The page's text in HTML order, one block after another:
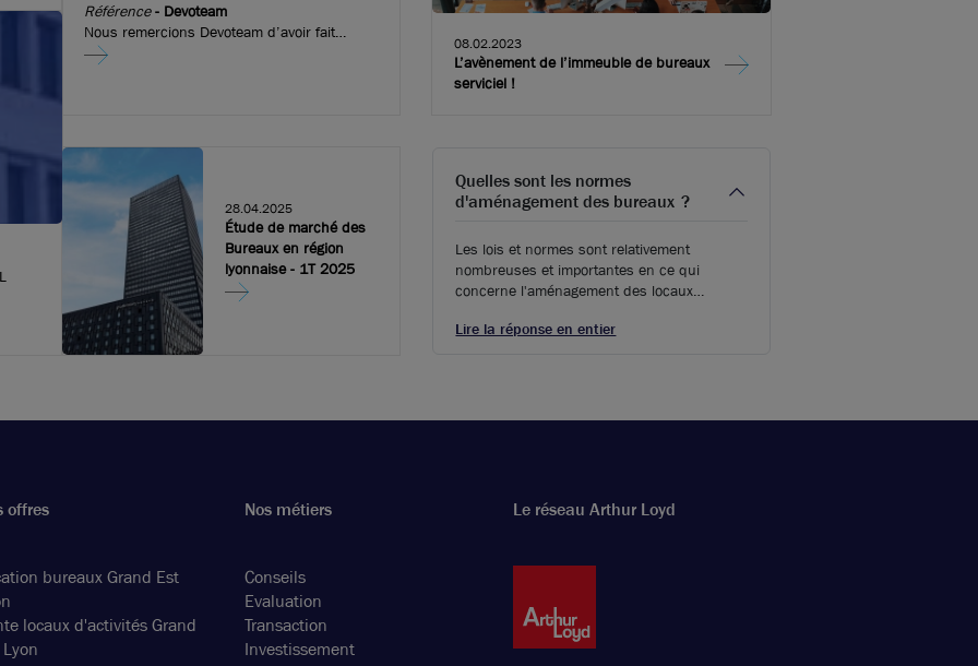
Référence- Devoteam
Nous remercions Devoteam d’avoir fait
confiance à Brice Robert Arthur Loyd pour
entreprises en accompagnant l’adoption des
usages digitaux et en construisant des
infrastructures à la pointe de la technologie.
Devoteam a ouvert ses portes sur les quais
de Perrache.
08.02.2023
L’avènement de l’immeuble de bureaux
serviciel !
28.04.2025
Étude de marché des
Bureaux en région
lyonnaise - 1T 2025
Quelles sont les normes
d'aménagement des bureaux ?
Les lois et normes sont relativement
nombreuses et importantes en ce qui
concerne l'aménagement des locaux
et le bien être
Lire la réponse en entier
offres
bureaux Grand Est
locaux d'activités Grand
Nos métiers
Conseils
Evaluation
Transaction
Investissement
Le réseau Arthur Loyd